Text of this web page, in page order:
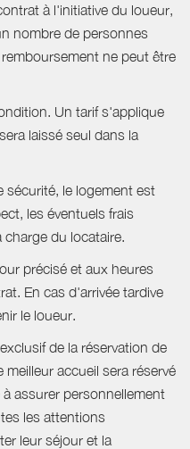
à l'initiative du loueur,
nombre de personnes
ne peut être
Un tarif s'applique
laissé seul dans la
sécurité, le logement est
les éventuels frais
charge du locataire.
précisé et aux heures
En cas d'arrivée tardive
le loueur.
de la réservation de
accueil sera réservé
assurer personnellement
les attentions
leur séjour et la